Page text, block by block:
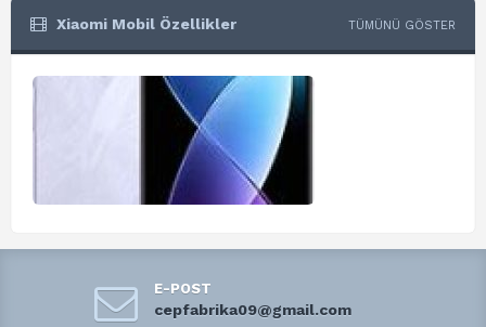
Xiaomi Mobil Özellikler TÜMÜNÜ GÖSTER
E-POST
cepfabrika09@gmail.com